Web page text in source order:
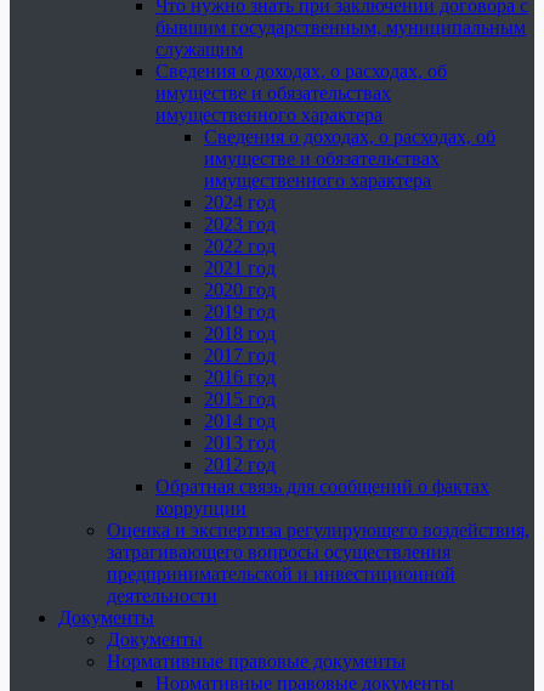
Что нужно знать при заключении договора с
бывшим государственным, муниципальным
служащим
Сведения о доходах, о расходах, об
имуществе и обязательствах
имущественного характера
Сведения о доходах, о расходах, об
имуществе и обязательствах
имущественного характера
2024 год
2023 год
2022 год
2021 год
2020 год
2019 год
2018 год
2017 год
2016 год
2015 год
2014 год
2013 год
2012 год
Обратная связь для сообщений о фактах
коррупции
Оценка и экспертиза регулирующего воздействия,
затрагивающего вопросы осуществления
предпринимательской и инвестиционной
деятельности
Документы
Документы
Нормативные правовые документы
Нормативные правовые документы